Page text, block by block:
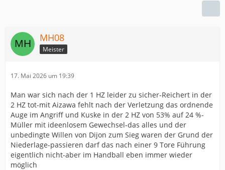
MH08
Meister
17. Mai 2026 um 19:39
Man war sich nach der 1 HZ leider zu sicher-Reichert in der
2 HZ tot-mit Aizawa fehlt nach der Verletzung das ordnende
Auge im Angriff und Kuske in der 2 HZ von 53% auf 24 %-
Müller mit ideenlosem Gewechsel-das alles und der
unbedingte Willen von Dijon zum Sieg waren der Grund der
Niederlage-passieren darf das nach einer 9 Tore Führung
eigentlich nicht-aber im Handball eben immer wieder
möglich